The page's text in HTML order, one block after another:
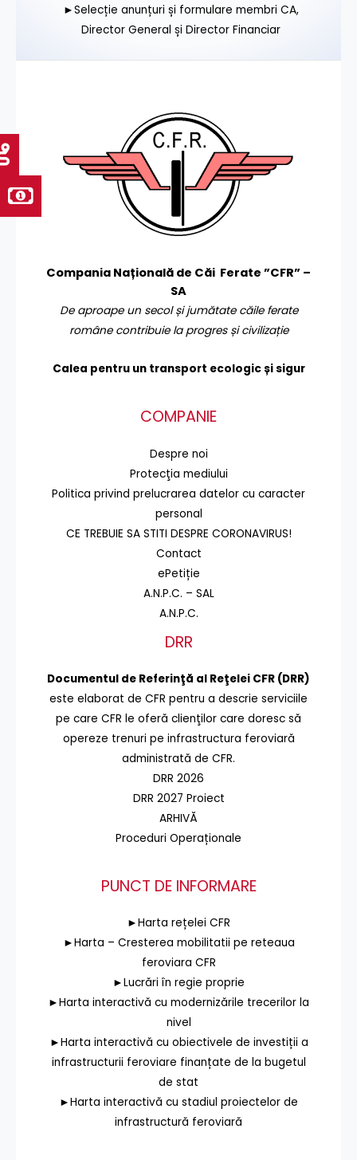
►Selecție anunțuri și formulare membri CA,
Director General și Director Financiar
Compania Națională de Căi Ferate ”CFR” –
SA
De aproape un secol și jumătate căile ferate
române contribuie la progres și civilizație
Calea pentru un transport ecologic și sigur
COMPANIE
Despre noi
Protecţia mediului
Politica privind prelucrarea datelor cu caracter
personal
CE TREBUIE SA STITI DESPRE CORONAVIRUS!
Contact
ePetiție
A.N.P.C. – SAL
A.N.P.C.
DRR
Documentul de Referinţă al Reţelei CFR (DRR)
este elaborat de CFR pentru a descrie serviciile
pe care CFR le oferă clienţilor care doresc să
opereze trenuri pe infrastructura feroviară
administrată de CFR.
DRR 2026
DRR 2027 Proiect
ARHIVĂ
Proceduri Operaționale
PUNCT DE INFORMARE
►Harta rețelei CFR
►Harta – Cresterea mobilitatii pe reteaua
feroviara CFR
►Lucrări în regie proprie
►Harta interactivă cu modernizările trecerilor la
nivel
►Harta interactivă cu obiectivele de investiții a
infrastructurii feroviare finanțate de la bugetul
de stat
►Harta interactivă cu stadiul proiectelor de
infrastructură feroviară